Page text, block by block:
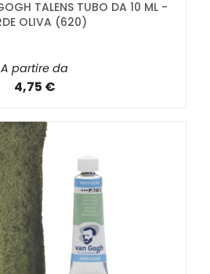
TALENS TUBO DA 10 ML -
OLIVA (620)
A partire da
4,75 €